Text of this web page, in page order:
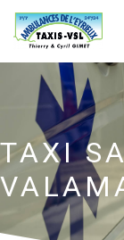
TAXI
Panneau de